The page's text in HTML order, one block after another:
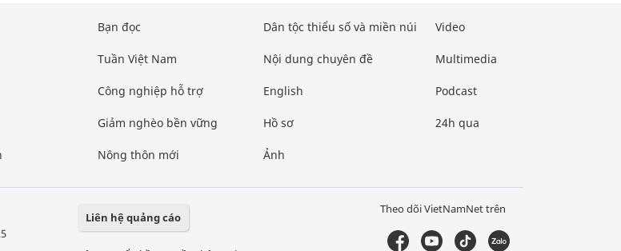
Bạn đọc
Tuần Việt Nam
Công nghiệp hỗ trợ
Giảm nghèo bền vững
Nông thôn mới
Dân tộc thiểu số và miền núi
Nội dung chuyên đề
English
Hồ sơ
Ảnh
Video
Multimedia
Podcast
24h qua
Liên hệ quảng cáo
Theo dõi VietNamNet trên